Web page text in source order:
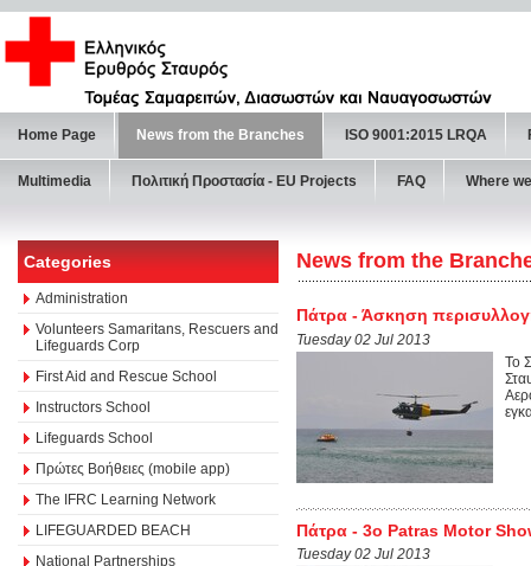
Home Page News from the Branches ISO 9001:2015 LRQA
Multimedia Πολιτική Προστασία - ΕU Projects FAQ Where
Categories
Administration
Volunteers Samaritans, Rescuers and
Lifeguards Corp
First Aid and Rescue School
Instructors School
Lifeguards School
Πρώτες Βοήθειες (mobile app)
The IFRC Learning Network
LIFEGUARDED BEACH
National Partnerships
News from the
Πάτρα - Άσκηση
Tuesday 02 Jul 2013
Το
Πάτρα - 3ο Patras Motor
Tuesday 02 Jul 2013